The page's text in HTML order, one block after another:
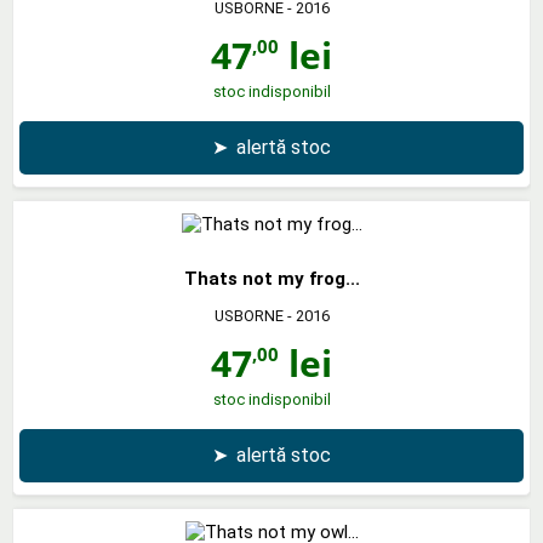
USBORNE- 2016
47,00 lei
stoc indisponibil
➤ alertă stoc
Thats not my frog...
USBORNE- 2016
47,00 lei
stoc indisponibil
➤ alertă stoc